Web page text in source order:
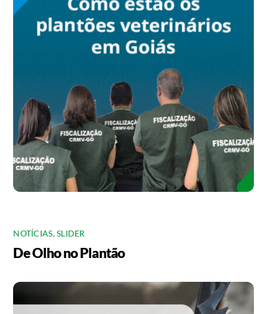
NOTÍCIAS,SLIDER
De Olho no Plantão